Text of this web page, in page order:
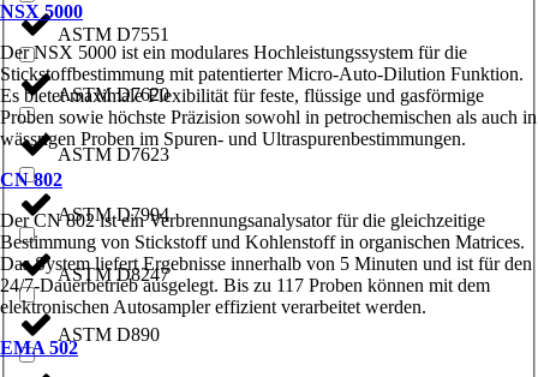
ASTM D7551
ASTM D7620
ASTM D7623
ASTM D7994
ASTM D8247
ASTM D890
NSX 5000
Der NSX 5000 ist ein modulares Hochleistungssystem für die
Stickstoffbestimmung mit patentierter Micro-Auto-Dilution Funktion.
Es bietet maximale Flexibilität für feste, flüssige und gasförmige
Proben sowie höchste Präzision sowohl in petrochemischen als auch in
wässrigen Proben im Spuren- und Ultraspurenbestimmungen.
CN 802
Der CN 802 ist ein Verbrennungsanalysator für die gleichzeitige
Bestimmung von Stickstoff und Kohlenstoff in organischen Matrices.
Das System liefert Ergebnisse innerhalb von 5 Minuten und ist für den
24/7-Dauerbetrieb ausgelegt. Bis zu 117 Proben können mit dem
elektronischen Autosampler effizient verarbeitet werden.
EMA 502